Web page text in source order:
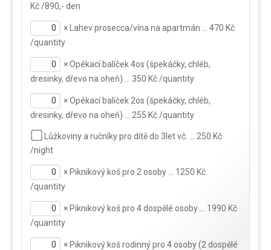
Kč /890,- den
×
Lahev prosecca/vína na apartmán … 470 Kč
/quantity
×Opékací balíček 4os (špekáčky, chléb,
dresinky, dřevo na oheň) … 350 Kč /quantity
×Opékací balíček 2os (špekáčky, chléb,
dresinky, dřevo na oheň) … 255 Kč /quantity
Lůžkoviny a ručníky pro dítě do 3let vč. … 250 Kč
/night
× Piknikový koš pro 2 osoby … 1250 Kč
/quantity
× Piknikový koš pro 4 dospělé osoby … 1990 Kč
/quantity
× Piknikový koš rodinný pro 4 osoby (2 dospělé